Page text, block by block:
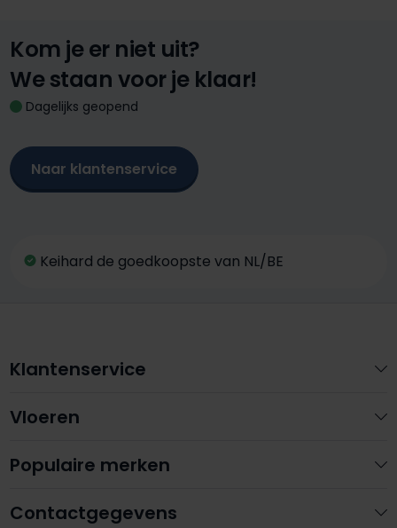
Kom je er niet uit?
We staan voor je klaar!
Dagelijks geopend
Naar klantenservice
Keihard de goedkoopste van NL/BE
Contactgegevens
Klantenservice
Vloeren
Populaire merken